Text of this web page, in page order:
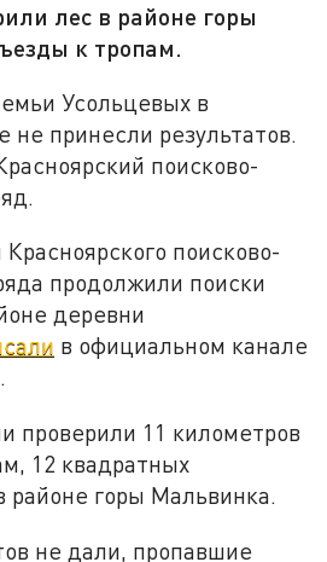
лес в районе горы
к тропам.
Усольцевых в
не принесли результатов.
поисково-
поисково-
продолжили поиски
деревни
в официальном канале
проверили 11 километров
12 квадратных
районе горы Мальвинка.
не дали, пропавшие